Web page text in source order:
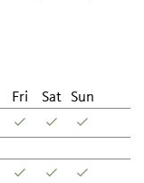
Fri Sat
Sun